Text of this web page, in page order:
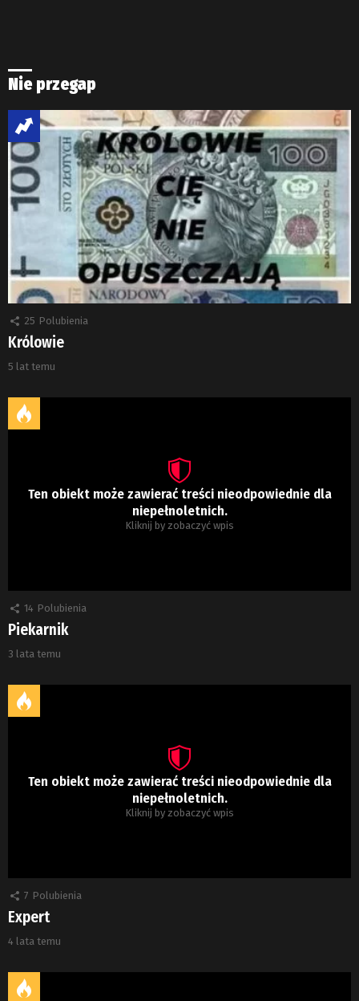
Nie przegap
25 Polubienia
Królowie
5 lat temu
Ten obiekt może zawierać treści nieodpowiednie dla
niepełnoletnich.
Kliknij by zobaczyć wpis
14 Polubienia
Piekarnik
3 lata temu
Ten obiekt może zawierać treści nieodpowiednie dla
niepełnoletnich.
Kliknij by zobaczyć wpis
7 Polubienia
Expert
4 lata temu